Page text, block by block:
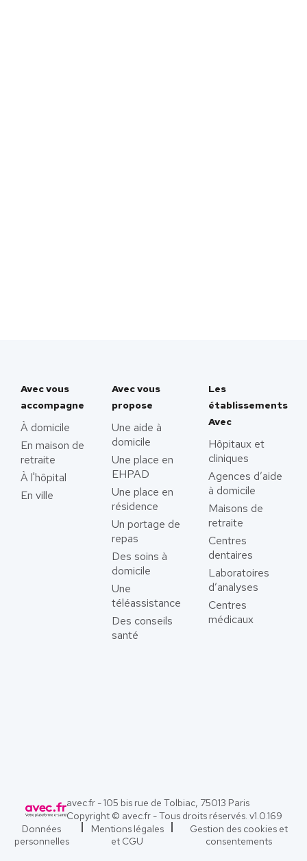
Avec vous
accompagne
À domicile
En maison de
retraite
À l'hôpital
En ville
Avec vous
propose
Une aide à
domicile
Une place en
EHPAD
Une place en
résidence
Un portage de
repas
Des soins à
domicile
Une
téléassistance
Des conseils
santé
Les
établissements
Avec
Hôpitaux et
cliniques
Agences d’aide
à domicile
Maisons de
retraite
Centres
dentaires
Laboratoires
d’analyses
Centres
médicaux
avec.fr - 105 bis rue de Tolbiac, 75013 Paris
Copyright © avec.fr - Tous droits réservés. v1.0.169
Données
personnelles
Mentions légales
et CGU
Gestion des cookies et
consentements